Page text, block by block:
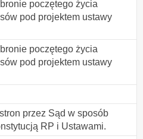
poczętego życia
pod projektem ustawy
poczętego życia
pod projektem ustawy
przez Sąd w sposób
RP i Ustawami.